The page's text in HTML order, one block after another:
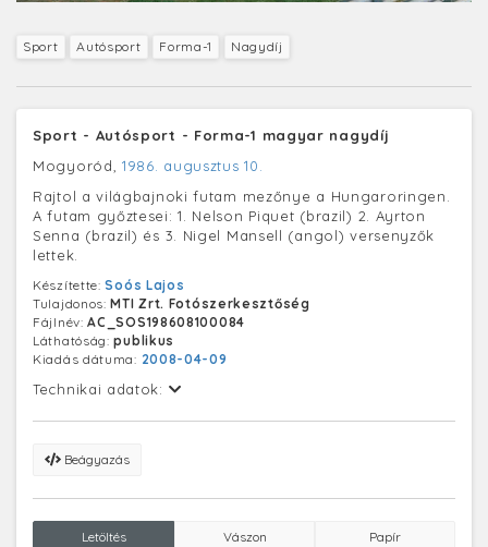
Sport Autósport Forma-1 Nagydíj
Sport - Autósport - Forma-1 magyar nagydíj
Mogyoród, 1986. augusztus 10.
Rajtol a világbajnoki futam mezőnye a Hungaroringen.
A futam győztesei: 1. Nelson Piquet (brazil) 2. Ayrton
Senna (brazil) és 3. Nigel Mansell (angol) versenyzők
lettek.
Készítette:Soós Lajos
Tulajdonos:MTI Zrt. Fotószerkesztőség
Fájlnév:AC_SOS198608100084
Láthatóság:publikus
Kiadás dátuma: 2008-04-09
Technikai adatok:
Beágyazás
Letöltés Vászon Papír